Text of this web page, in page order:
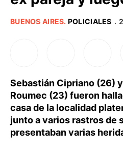
BUENOS AIRES. POLICIALES ·
Sebastián Cipriano (26)
Roumec (23) fueron
casa de la localidad
junto a varios rastros de
presentaban varias